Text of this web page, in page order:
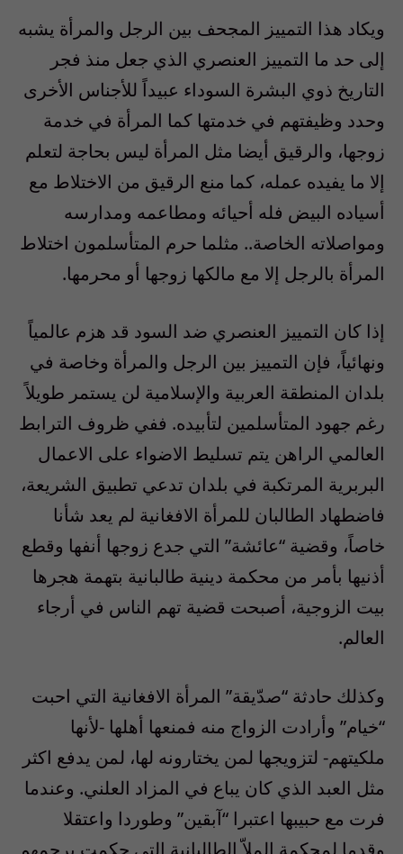
ويكاد هذا التمييز المجحف بين الرجل والمرأة يشبه
إلى حد ما التمييز العنصري الذي جعل منذ فجر
التاريخ ذوي البشرة السوداء عبيداً للأجناس الأخرى
وحدد وظيفتهم في خدمتها كما المرأة في خدمة
زوجها، والرقيق أيضا مثل المرأة ليس بحاجة لتعلم
إلا ما يفيده عمله، كما منع الرقيق من الاختلاط مع
أسياده البيض فله أحيائه ومطاعمه ومدارسه
ومواصلاته الخاصة.. مثلما حرم المتأسلمون اختلاط
المرأة بالرجل إلا مع مالكها زوجها أو محرمها.
إذا كان التمييز العنصري ضد السود قد هزم عالمياً
ونهائياً، فإن التمييز بين الرجل والمرأة وخاصة في
بلدان المنطقة العربية والإسلامية لن يستمر طويلاً
رغم جهود المتأسلمين لتأبيده. ففي ظروف الترابط
العالمي الراهن يتم تسليط الاضواء على الاعمال
البربرية المرتكبة في بلدان تدعي تطبيق الشريعة،
فاضطهاد الطالبان للمرأة الافغانية لم يعد شأنا
خاصاً، وقضية “عائشة” التي جدع زوجها أنفها وقطع
أذنيها بأمر من محكمة دينية طالبانية بتهمة هجرها
بيت الزوجية، أصبحت قضية تهم الناس في أرجاء
العالم.
وكذلك حادثة “صدّيقة” المرأة الافغانية التي احبت
“خيام” وأرادت الزواج منه فمنعها أهلها -لأنها
ملكيتهم- لتزويجها لمن يختارونه لها، لمن يدفع اكثر
مثل العبد الذي كان يباع في المزاد العلني. وعندما
فرت مع حبيبها اعتبرا “آبقين” وطوردا واعتقلا